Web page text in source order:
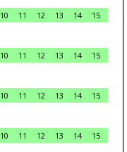
10 11 12 13 14
15
10 11 12 13 14
15
10 11 12 13 14
15
10 11 12 13 14
15